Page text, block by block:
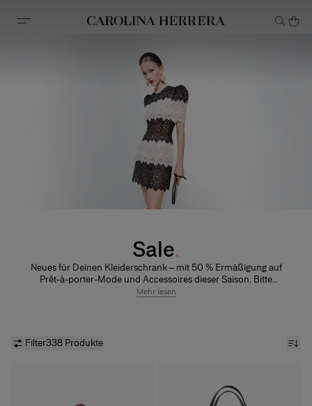
Erklärung zur Barrierefreiheit (Link)
Sale
Neues für Deinen Kleiderschrank – mit 50 % Ermäßigung auf
Prêt-à-porter-Mode und Accessoires dieser Saison. Bitte
beachte, dass ermäßigte Artikel von Rückgabe und Umtausch
Mehr lesen
Filter338 Produkte